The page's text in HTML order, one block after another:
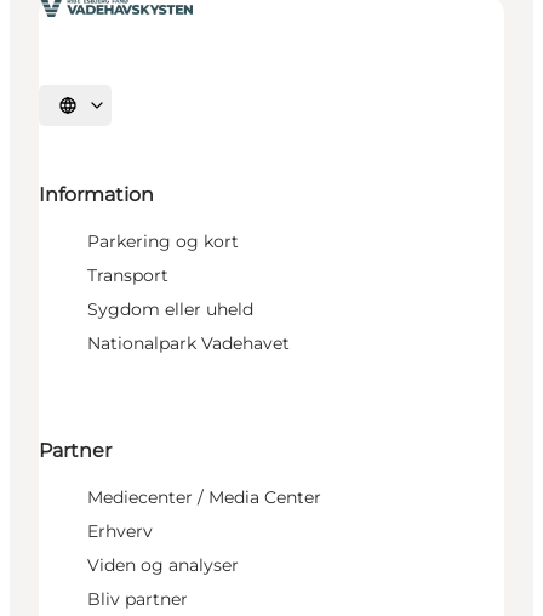
Vælg sprog
Information
Parkering og kort
Transport
Sygdom eller uheld
Nationalpark Vadehavet
Partner
Mediecenter / Media Center
Erhverv
Viden og analyser
Bliv partner